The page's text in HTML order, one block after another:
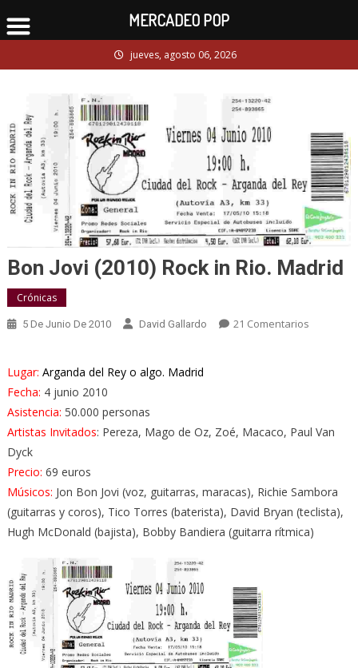
to
jueves, agosto 06, 2026
Bon Jovi (2010) Rock in Rio. Madrid
Crónicas
5 De Junio De 2010 David Gallardo 21 ComentariosEn
Rio.
Lugar: Arganda del Rey o algo. Madrid
Fecha: 4 junio 2010
Asistencia: 50.000 personas
Artistas Invitados: Pereza, Mago de Oz, Zoé, Macaco, Paul Van
Dyck
Precio: 69 euros
Músicos: Jon Bon Jovi (voz, guitarras, maracas), Richie Sambora
(guitarras y coros), Tico Torres (baterista), David Bryan (teclista),
Hugh McDonald (bajista), Bobby Bandiera (guitarra rítmica)
MERCADEO POP